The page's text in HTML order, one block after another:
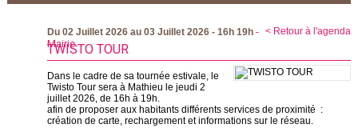
< Retour à l'agenda
Du 02 Juillet 2026 au 03 Juillet 2026 - 16h 19h-
Mairie
TWISTO TOUR
Dans le cadre de sa tournée estivale, le
Twisto Tour sera à Mathieu le jeudi 2
juillet 2026, de 16h à 19h.
afin de proposer aux habitants différents services de proximité :
création de carte, rechargement et informations sur le réseau.